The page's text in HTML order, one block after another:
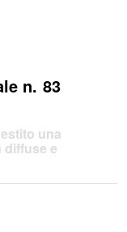
n. 83
una
diffuse e